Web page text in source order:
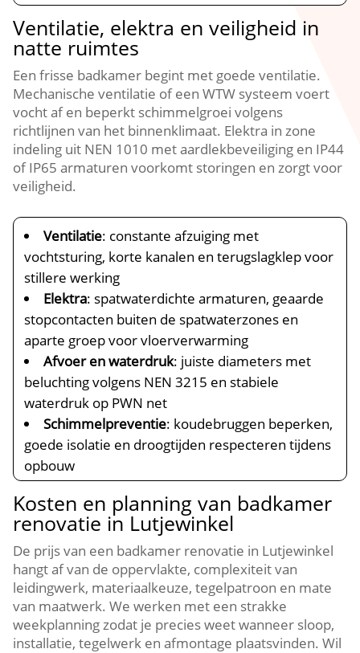
Ventilatie, elektra en veiligheid in
natte ruimtes
Een frisse badkamer begint met goede ventilatie.​
Mechanische ventilatie of een WTW systeem voert
vocht af en beperkt schimmelgroei volgens
richtlijnen van het binnenklimaat.​ Elektra in zone
indeling uit NEN 1010 met aardlekbeveiliging en IP44
of IP65 armaturen voorkomt storingen en zorgt voor
veiligheid.​
Ventilatie: constante afzuiging met
vochtsturing, korte kanalen en terugslagklep voor
stillere werking
Elektra: spatwaterdichte armaturen, geaarde
stopcontacten buiten de spatwaterzones en
aparte groep voor vloerverwarming
Afvoer en waterdruk: juiste diameters met
beluchting volgens NEN 3215 en stabiele
waterdruk op PWN net
Schimmelpreventie: koudebruggen beperken,
goede isolatie en droogtijden respecteren tijdens
opbouw
Kosten en planning van badkamer
renovatie in Lutjewinkel
De prijs van een badkamer renovatie in Lutjewinkel
hangt af van de oppervlakte, complexiteit van
leidingwerk, materiaalkeuze, tegelpatroon en mate
van maatwerk.​ We werken met een strakke
weekplanning zodat je precies weet wanneer sloop,
installatie, tegelwerk en afmontage plaatsvinden.​ Wil